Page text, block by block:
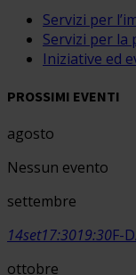
Servizi per
Servizi per la
Iniziative ed
PROSSIMI EVENTI
agosto
Nessun evento
settembre
14set17:3019:30F-
ottobre